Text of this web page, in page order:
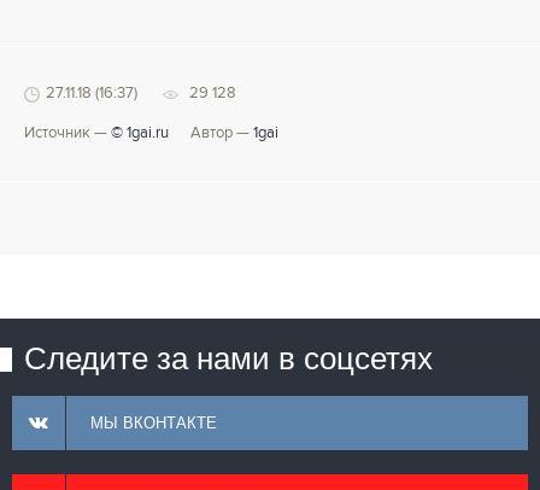
27.11.18 (16:37) 29 128
Источник — © 1gai.ru Автор — 1gai
Следите за нами в соцсетях
МЫ ВКОНТАКТЕ